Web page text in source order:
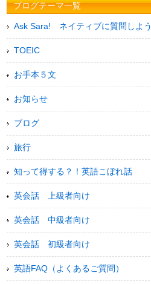
ブログテーマ一覧
Ask Sara! ネイティブに質問しよう
TOEIC
お手本５文
お知らせ
ブログ
旅行
知って得する？！英語こぼれ話
英会話 上級者向け
英会話 中級者向け
英会話 初級者向け
英語FAQ（よくあるご質問）